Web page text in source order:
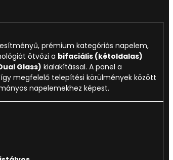
prémium kategóriás napelem,
ötvözi a bifaciális (kétoldalas)
Glass) kialakítással. A panel a
megfelelő telepítési körülmények között
napelemekhez képest.